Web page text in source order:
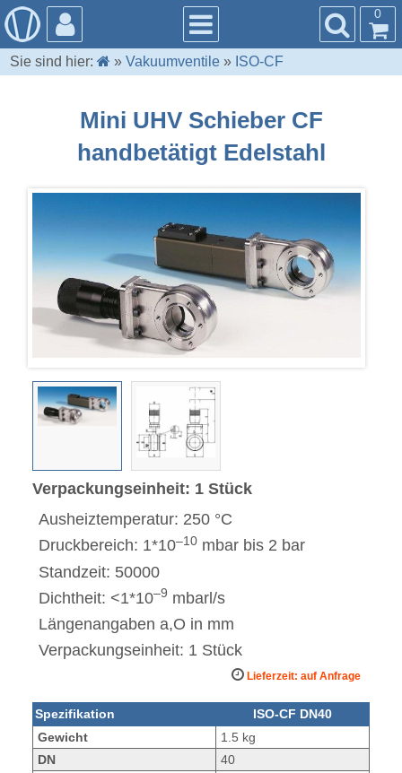
0
Sie sind hier: »Vakuumventile » ISO-CF
Mini UHV Schieber CF
handbetätigt Edelstahl
Verpackungseinheit: 1 Stück
Ausheiztemperatur: 250 °C
Druckbereich: 1*10–10 mbar bis 2 bar
Standzeit: 50000
Dichtheit: <1*10–9 mbarl/s
Längenangaben a,O in mm
Verpackungseinheit: 1 Stück
Lieferzeit: auf Anfrage
Spezifikation
ISO-CF DN40
Gewicht
1.5 kg
DN
40